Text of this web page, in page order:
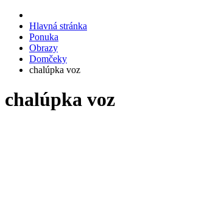
Hlavná stránka
Ponuka
Obrazy
Domčeky
chalúpka voz
chalúpka voz